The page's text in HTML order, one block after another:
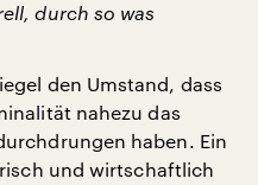
durch so was
den Umstand, dass
nahezu das
haben. Ein
und wirtschaftlich